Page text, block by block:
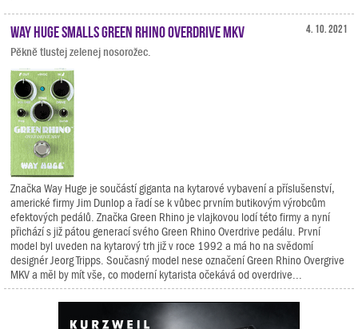
4. 10. 2021
Way Huge Smalls Green Rhino Overdrive MKV
Pěkně tlustej zelenej nosorožec.
Značka Way Huge je součástí giganta na kytarové vybavení a příslušenství,
americké firmy Jim Dunlop a řadí se k vůbec prvním butikovým výrobcům
efektových pedálů. Značka Green Rhino je vlajkovou lodí této firmy a nyní
přichází s již pátou generací svého Green Rhino Overdrive pedálu. První
model byl uveden na kytarový trh již v roce 1992 a má ho na svědomí
designér Jeorg Tripps. Současný model nese označení Green Rhino Overgrive
MKV a měl by mít vše, co moderní kytarista očekává od overdrive...